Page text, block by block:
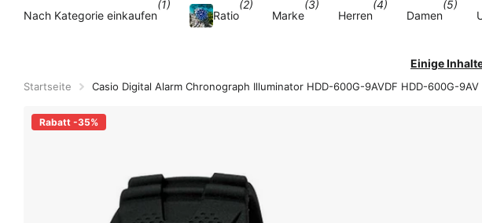
Nach Kategorie einkaufen
(1)
Ratio
(2)
Marke
(3)
Herren
(4)
Damen
(5)
Einige
Startseite Casio Digital Alarm Chronograph Illuminator HDD-600G-9AVDF HDD-600G-
Rabatt -35%